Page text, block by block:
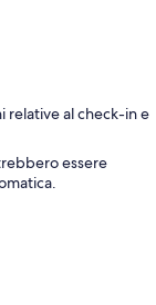
relative al check-in e
essere